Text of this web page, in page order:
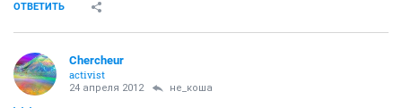
ОТВЕТИТЬ
Сhercheur
activist
24 апреля 2012 не_коша